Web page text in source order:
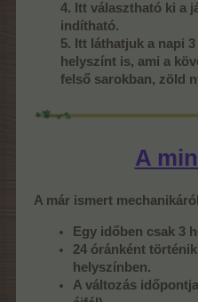
4. Itt választható ki a
indítható.
5. Itt láthatjuk a napi
helyszínt is, ami a
felső sarokban, zöld
A
A már ismert
Egy időben csak 3
24 óránként
helyszínben.
A változás